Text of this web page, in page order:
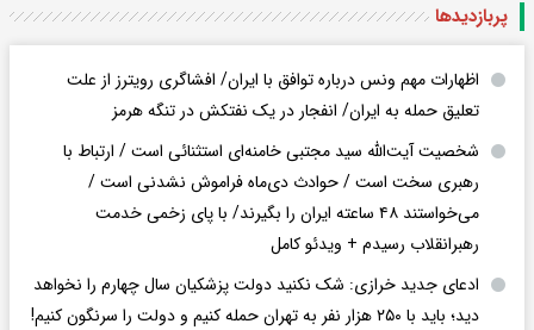
پربازدید‌ها
اظهارات مهم ونس درباره توافق با ایران/ افشاگری رویترز از علت
تعلیق حمله به ایران/ انفجار در یک نفتکش در تنگه هرمز
شخصیت آیت‌الله سید مجتبی خامنه‌ای استثنائی است / ارتباط با
رهبری سخت است / حوادث دی‌ماه فراموش نشدنی است /
می‌خواستند ۴۸ ساعته ایران را بگیرند/ با پای زخمی خدمت
رهبرانقلاب رسیدم + ویدئو کامل
ادعای جدید خرازی: شک نکنید دولت پزشکیان سال چهارم را نخواهد
دید؛ باید با ۲۵۰ هزار نفر به تهران حمله کنیم و دولت را سرنگون کنیم!